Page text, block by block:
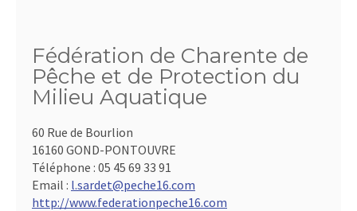
Fédération de Charente de
Pêche et de Protection du
Milieu Aquatique
60 Rue de Bourlion
16160 GOND-PONTOUVRE
Téléphone : 05 45 69 33 91
Email : l.sardet@peche16.com
http://www.federationpeche16.com